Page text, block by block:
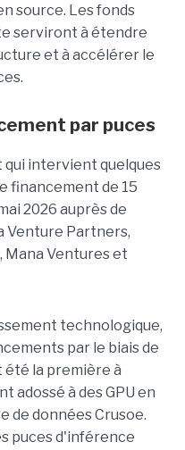
source. Les fonds
serviront à étendre
et à accélérer le
par puces
qui intervient quelques
financement de 15
2026 auprès de
Venture Partners,
Mana Ventures et
technologique,
par le biais de
été la première à
adossé à des GPU en
de données Crusoe.
puces d'inférence